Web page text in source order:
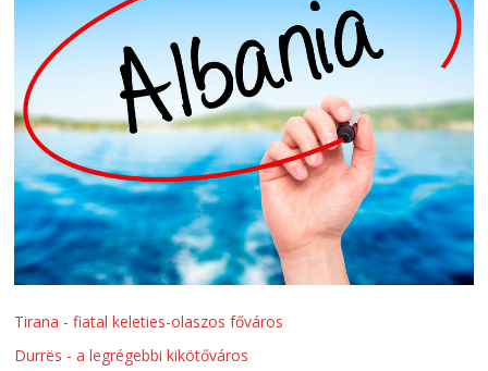
Tirana - fiatal keleties-olaszos főváros
Durrës - a legrégebbi kikötőváros